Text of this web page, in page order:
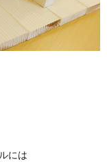
には